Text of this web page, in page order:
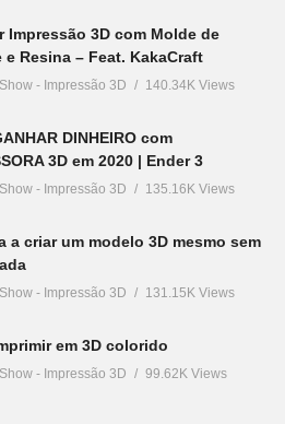
Impressão 3D com Molde de
Resina – Feat. KakaCraft
- Impressão 3D 140.34K Views
DINHEIRO com
3D em 2020 | Ender 3
- Impressão 3D 135.16K Views
a criar um modelo 3D mesmo sem
- Impressão 3D 131.15K Views
em 3D colorido
- Impressão 3D 99.62K Views